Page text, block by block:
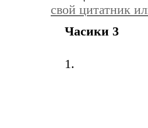
свой цитатник
Часики 3
1.